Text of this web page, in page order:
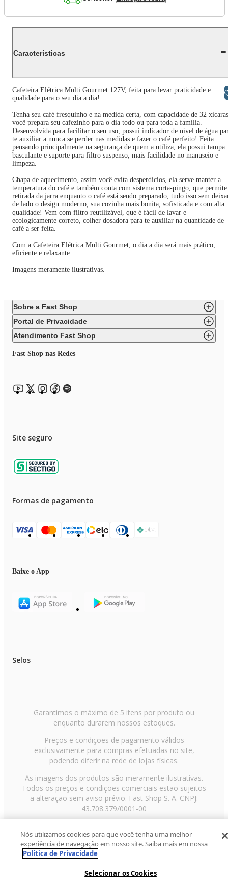
Características
Cafeteira Elétrica Multi Gourmet 127V, feita para levar praticidade e
qualidade para o seu dia a dia!
Tenha seu café fresquinho e na medida certa, com capacidade de 32
você prepara seu cafezinho para o dia todo ou para toda a família.
Desenvolvida para facilitar o seu uso, possui indicador de nível de água
te auxiliar a nunca se perder nas medidas e fazer o café perfeito! Feita
pensando principalmente na segurança de quem a utiliza, ela possui tampa
basculante e suporte para filtro suspenso, mais facilidade no manuseio e
limpeza.
Chapa de aquecimento, assim você evita desperdícios, ela serve manter a
temperatura do café e também conta com sistema corta-pingo, que permite
retirada da jarra enquanto o café está sendo preparado, tudo isso sem
de lado o design moderno, sua cozinha mais bonita, sofisticada e com alta
qualidade! Vem com filtro reutilizável, que é fácil de lavar e
ecologicamente correto, colher dosadora para te auxiliar na quantidade de
café a ser feita.
Com a Cafeteira Elétrica Multi Gourmet, o dia a dia será mais prático,
eficiente e relaxante.
Imagens meramente ilustrativas.
Sobre a Fast Shop
Portal de Privacidade
Atendimento Fast Shop
Fast Shop nas Redes
Site seguro
Formas de pagamento
Baixe o App
Selos
Garantimos o máximo de 5 itens por produto ou
enquanto durarem nossos estoques.
Preços e condições de pagamento válidos
exclusivamente para compras efetuadas no site,
podendo diferir na rede de lojas físicas.
As imagens dos produtos são meramente ilustrativas.
Todos os preços e condições comerciais estão sujeitos
a alteração sem aviso prévio. Fast Shop S. A. CNPJ:
43.708.379/0001-00
Paulo/SP, CEP 02029-001, Telefone: 11 3003-3728 ©
2013 Fast Shop - Todos os direitos reservadosRF
Nós utilizamos cookies para que você tenha uma melhor
experiência de navegação em nosso site. Saiba mais em nossa
Política de Privacidade
Selecionar os Cookies
Libras